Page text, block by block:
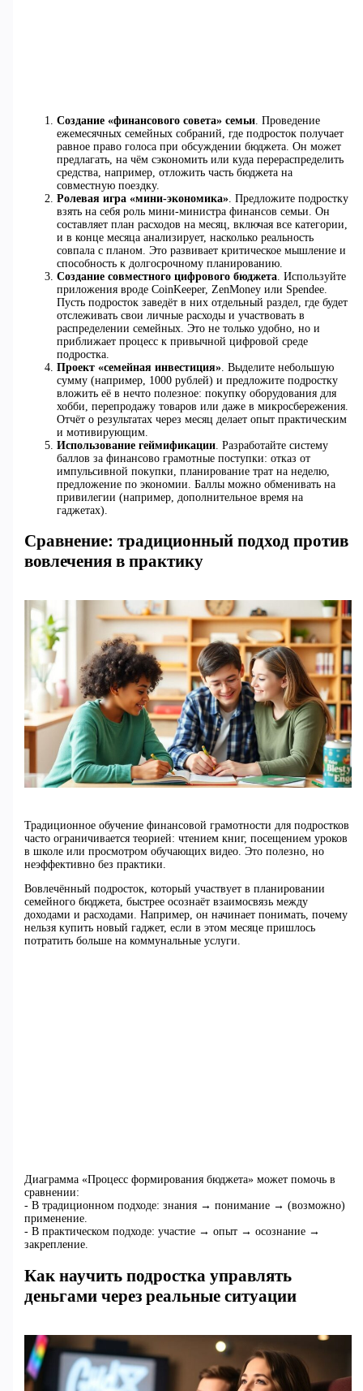
Создание «финансового совета» семьи. Проведение
ежемесячных семейных собраний, где подросток получает
равное право голоса при обсуждении бюджета. Он может
предлагать, на чём сэкономить или куда перераспределить
средства, например, отложить часть бюджета на
совместную поездку.
Ролевая игра «мини-экономика». Предложите подростку
взять на себя роль мини-министра финансов семьи. Он
составляет план расходов на месяц, включая все категории,
и в конце месяца анализирует, насколько реальность
совпала с планом. Это развивает критическое мышление и
способность к долгосрочному планированию.
Создание совместного цифрового бюджета. Используйте
приложения вроде CoinKeeper, ZenMoney или Spendee.
Пусть подросток заведёт в них отдельный раздел, где будет
отслеживать свои личные расходы и участвовать в
распределении семейных. Это не только удобно, но и
приближает процесс к привычной цифровой среде
подростка.
Проект «семейная инвестиция». Выделите небольшую
сумму (например, 1000 рублей) и предложите подростку
вложить её в нечто полезное: покупку оборудования для
хобби, перепродажу товаров или даже в микросбережения.
Отчёт о результатах через месяц делает опыт практическим
и мотивирующим.
Использование геймификации. Разработайте систему
баллов за финансово грамотные поступки: отказ от
импульсивной покупки, планирование трат на неделю,
предложение по экономии. Баллы можно обменивать на
привилегии (например, дополнительное время на
гаджетах).
Сравнение: традиционный подход против
вовлечения в практику
Традиционное обучение финансовой грамотности для подростков
часто ограничивается теорией: чтением книг, посещением уроков
в школе или просмотром обучающих видео. Это полезно, но
неэффективно без практики.
Вовлечённый подросток, который участвует в планировании
семейного бюджета, быстрее осознаёт взаимосвязь между
доходами и расходами. Например, он начинает понимать, почему
нельзя купить новый гаджет, если в этом месяце пришлось
потратить больше на коммунальные услуги.
Диаграмма «Процесс формирования бюджета» может помочь в
сравнении:
- В традиционном подходе: знания → понимание → (возможно)
применение.
- В практическом подходе: участие → опыт → осознание →
закрепление.
Как научить подростка управлять
деньгами через реальные ситуации